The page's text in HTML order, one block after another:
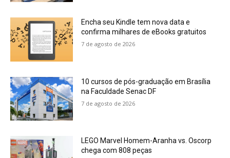
Encha seu Kindle tem nova data e
confirma milhares de eBooks gratuitos
7 de agosto de 2026
10 cursos de pós-graduação em Brasília
na Faculdade Senac DF
7 de agosto de 2026
LEGO Marvel Homem-Aranha vs. Oscorp
chega com 808 peças